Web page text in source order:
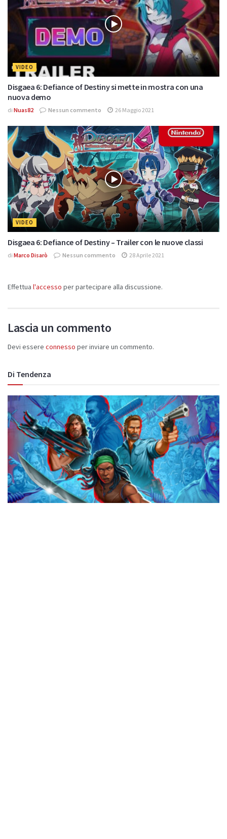
VIDEO
Disgaea 6: Defiance of Destiny si mette in mostra con una
nuova demo
di Nuas82 Nessun commento 26 Maggio 2021
VIDEO
Disgaea 6: Defiance of Destiny – Trailer con le nuove classi
di Marco Disarò Nessun commento 28 Aprile 2021
Effettua l'accesso per partecipare alla discussione.
Lascia un commento
Devi essere connesso per inviare un commento.
Di Tendenza